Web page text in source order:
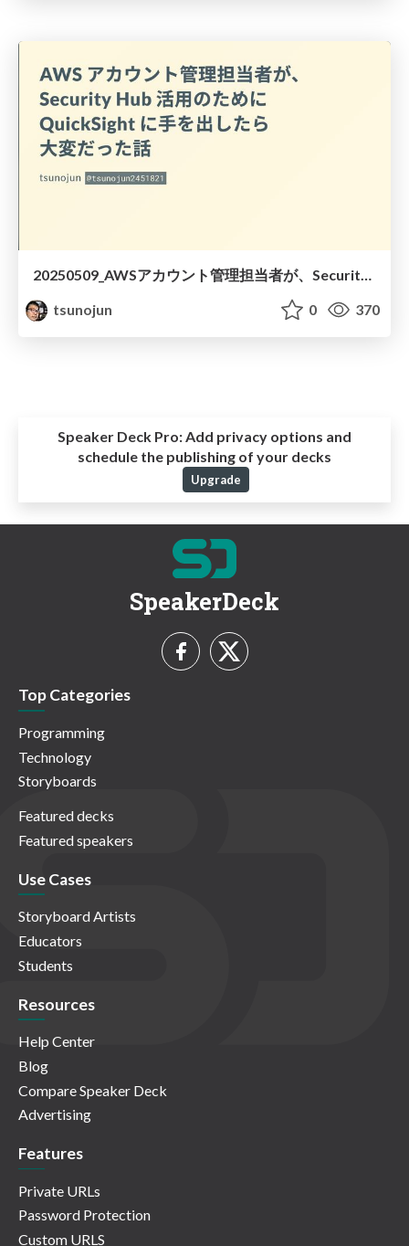
20250509_AWSアカウント管理担当者が、Security Hub活用のためにQuickSightに手を出したら大変だった話
tsunojun
0 370
Speaker Deck Pro:Add privacy options and
schedule the publishing of your decks
Upgrade
SpeakerDeck
Top Categories
Programming
Technology
Storyboards
Featured decks
Featured speakers
Use Cases
Storyboard Artists
Educators
Students
Resources
Help Center
Blog
Compare Speaker Deck
Advertising
Features
Private URLs
Password Protection
Custom URLS